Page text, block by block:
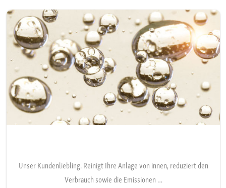
Unser Kundenliebling. Reinigt Ihre Anlage von innen, reduziert den
Verbrauch sowie die Emissionen …